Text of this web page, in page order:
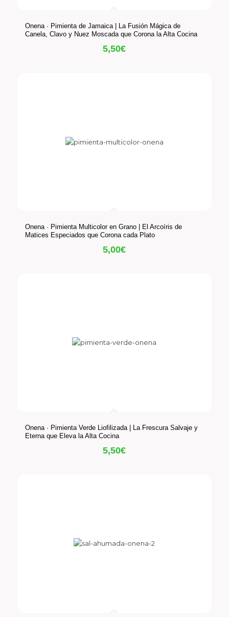
Onena · Pimienta de Jamaica | La Fusión Mágica de
Canela, Clavo y Nuez Moscada que Corona la Alta Cocina
5,50€
Onena · Pimienta Multicolor en Grano | El Arcoíris de
Matices Especiados que Corona cada Plato
5,00€
Onena · Pimienta Verde Liofilizada | La Frescura Salvaje y
Eterna que Eleva la Alta Cocina
5,50€